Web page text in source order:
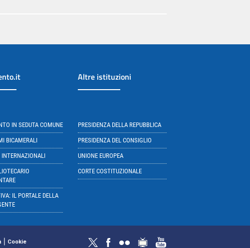
IN SEDUTA COMUNE
BICAMERALI
INTERNAZIONALI
IL PORTALE DELLA
Altre istituzioni
PRESIDENZA DELLA REPUBBLICA
PRESIDENZA DEL CONSIGLIO
UNIONE EUROPEA
CORTE COSTITUZIONALE
| Cookie